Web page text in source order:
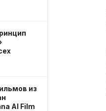
из
AI Film